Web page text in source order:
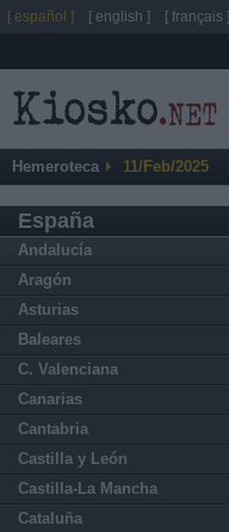
Hemeroteca 11/Feb/2025
España
Andalucía
Aragón
Asturias
Baleares
C. Valenciana
Canarias
Cantabria
Castilla y León
Castilla-La Mancha
Cataluña
[ español ] [ english ] [ français ]